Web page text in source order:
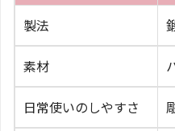
製法
素材
日常使いのしやすさ